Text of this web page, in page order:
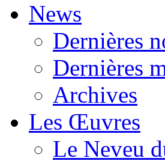
News
Dernières
Dernières
Archives
Les Œuvres
Le Neveu